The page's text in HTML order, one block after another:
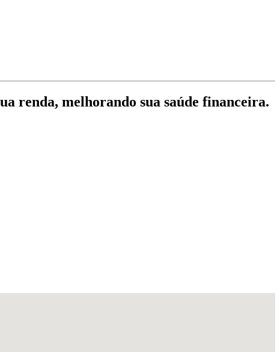
renda, melhorando sua saúde financeira.